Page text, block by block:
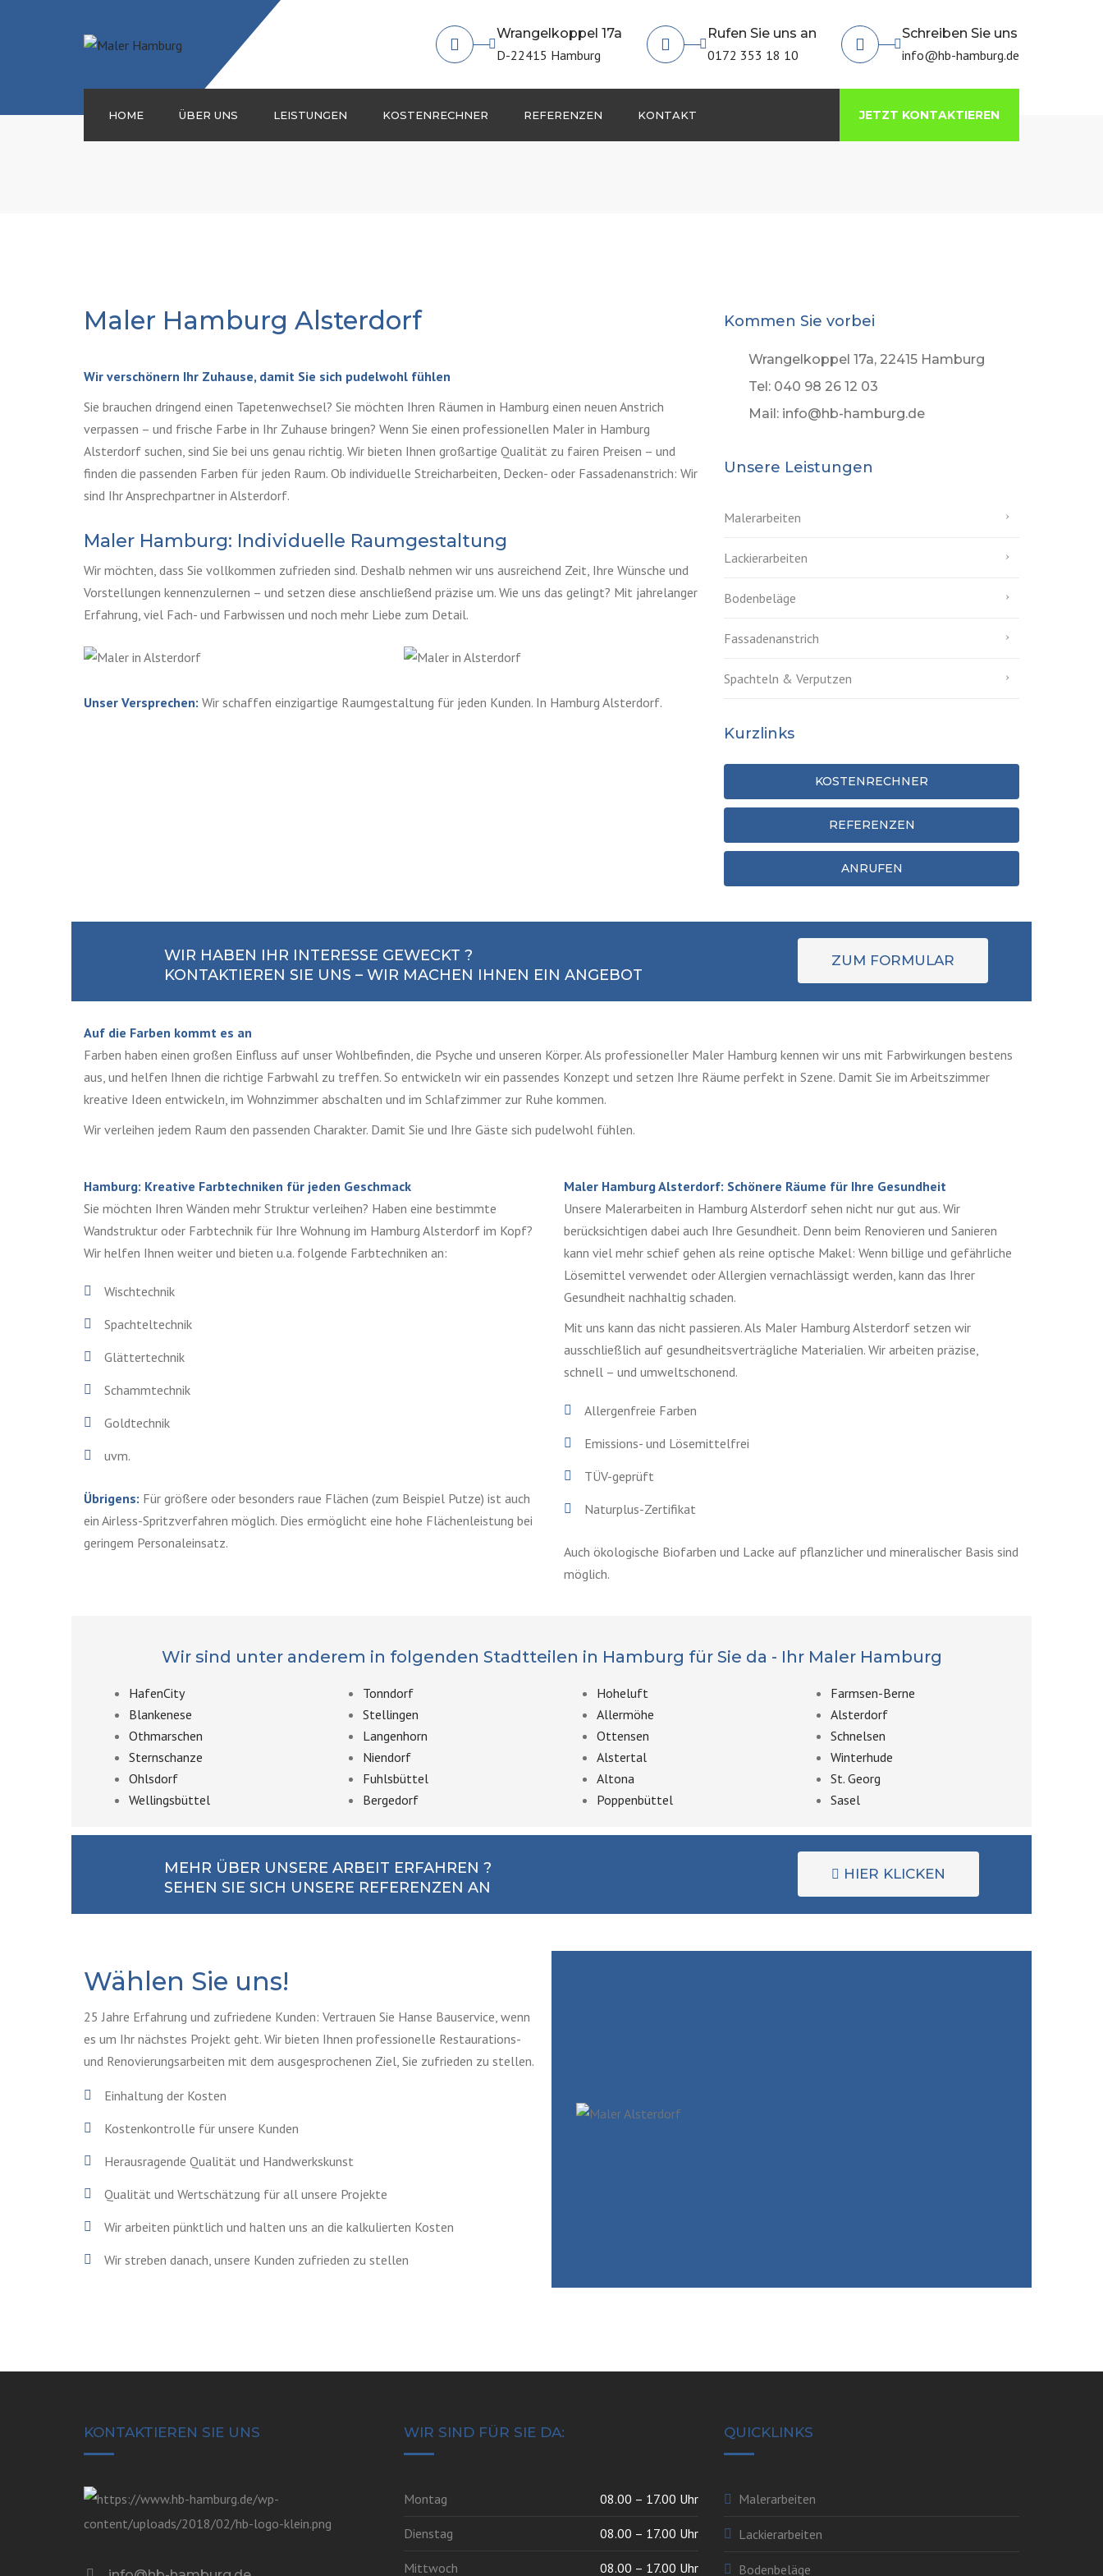
Wrangelkoppel 17a
D-22415 Hamburg
Rufen Sie uns an
0172 353 18 10
Schreiben Sie uns
info@hb-hamburg.de
HOME ÜBER UNS LEISTUNGEN KOSTENRECHNER REFERENZEN KONTAKT JETZT KONTAKTIEREN
Maler Hamburg Alsterdorf
Wir verschönern Ihr Zuhause, damit Sie sich pudelwohl fühlen
Sie brauchen dringend einen Tapetenwechsel? Sie möchten Ihren Räumen in Hamburg einen neuen Anstrich
verpassen – und frische Farbe in Ihr Zuhause bringen? Wenn Sie einen professionellen Maler in Hamburg
Alsterdorf suchen, sind Sie bei uns genau richtig. Wir bieten Ihnen großartige Qualität zu fairen Preisen – und
finden die passenden Farben für jeden Raum. Ob individuelle Streicharbeiten, Decken- oder Fassadenanstrich: Wir
sind Ihr Ansprechpartner in Alsterdorf.
Maler Hamburg: Individuelle Raumgestaltung
Wir möchten, dass Sie vollkommen zufrieden sind. Deshalb nehmen wir uns ausreichend Zeit, Ihre Wünsche und
Vorstellungen kennenzulernen – und setzen diese anschließend präzise um. Wie uns das gelingt? Mit jahrelanger
Erfahrung, viel Fach- und Farbwissen und noch mehr Liebe zum Detail.
Unser Versprechen: Wir schaffen einzigartige Raumgestaltung für jeden Kunden. In Hamburg Alsterdorf.
Kommen Sie vorbei
Wrangelkoppel 17a, 22415 Hamburg
Tel: 040 98 26 12 03
Mail: info@hb-hamburg.de
Unsere Leistungen
Malerarbeiten
Lackierarbeiten
Bodenbeläge
Fassadenanstrich
Spachteln & Verputzen
Kurzlinks
KOSTENRECHNER
REFERENZEN
ANRUFEN
WIR HABEN IHR INTERESSE GEWECKT ?
KONTAKTIEREN SIE UNS – WIR MACHEN IHNEN EIN ANGEBOT
ZUM FORMULAR
Auf die Farben kommt es an
Farben haben einen großen Einfluss auf unser Wohlbefinden, die Psyche und unseren Körper. Als professioneller Maler Hamburg kennen wir uns mit Farbwirkungen bestens
aus, und helfen Ihnen die richtige Farbwahl zu treffen. So entwickeln wir ein passendes Konzept und setzen Ihre Räume perfekt in Szene. Damit Sie im Arbeitszimmer
kreative Ideen entwickeln, im Wohnzimmer abschalten und im Schlafzimmer zur Ruhe kommen.
Wir verleihen jedem Raum den passenden Charakter. Damit Sie und Ihre Gäste sich pudelwohl fühlen.
Hamburg: Kreative Farbtechniken für jeden Geschmack
Sie möchten Ihren Wänden mehr Struktur verleihen? Haben eine bestimmte
Wandstruktur oder Farbtechnik für Ihre Wohnung im Hamburg Alsterdorf im Kopf?
Wir helfen Ihnen weiter und bieten u.a. folgende Farbtechniken an:
Wischtechnik
Spachteltechnik
Glättertechnik
Schammtechnik
Goldtechnik
uvm.
Übrigens: Für größere oder besonders raue Flächen (zum Beispiel Putze) ist auch
ein Airless-Spritzverfahren möglich. Dies ermöglicht eine hohe Flächenleistung bei
geringem Personaleinsatz.
Maler Hamburg Alsterdorf: Schönere Räume für Ihre Gesundheit
Unsere Malerarbeiten in Hamburg Alsterdorf sehen nicht nur gut aus. Wir
berücksichtigen dabei auch Ihre Gesundheit. Denn beim Renovieren und Sanieren
kann viel mehr schief gehen als reine optische Makel: Wenn billige und gefährliche
Lösemittel verwendet oder Allergien vernachlässigt werden, kann das Ihrer
Gesundheit nachhaltig schaden.
Mit uns kann das nicht passieren. Als Maler Hamburg Alsterdorf setzen wir
ausschließlich auf gesundheitsverträgliche Materialien. Wir arbeiten präzise,
schnell – und umweltschonend.
Allergenfreie Farben
Emissions- und Lösemittelfrei
TÜV-geprüft
Naturplus-Zertifikat
Auch ökologische Biofarben und Lacke auf pflanzlicher und mineralischer Basis sind
möglich.
Wir sind unter anderem in folgenden Stadtteilen in Hamburg für Sie da - Ihr Maler Hamburg
HafenCity
Blankenese
Othmarschen
Sternschanze
Ohlsdorf
Wellingsbüttel
Tonndorf
Stellingen
Langenhorn
Niendorf
Fuhlsbüttel
Bergedorf
Hoheluft
Allermöhe
Ottensen
Alstertal
Altona
Poppenbüttel
Farmsen-Berne
Alsterdorf
Schnelsen
Winterhude
St. Georg
Sasel
MEHR ÜBER UNSERE ARBEIT ERFAHREN ?
SEHEN SIE SICH UNSERE REFERENZEN AN
HIER KLICKEN
Wählen Sie uns!
25 Jahre Erfahrung und zufriedene Kunden: Vertrauen Sie Hanse Bauservice, wenn
es um Ihr nächstes Projekt geht. Wir bieten Ihnen professionelle Restaurations-
und Renovierungsarbeiten mit dem ausgesprochenen Ziel, Sie zufrieden zu stellen.
Einhaltung der Kosten
Kostenkontrolle für unsere Kunden
Herausragende Qualität und Handwerkskunst
Qualität und Wertschätzung für all unsere Projekte
Wir arbeiten pünktlich und halten uns an die kalkulierten Kosten
Wir streben danach, unsere Kunden zufrieden zu stellen
KONTAKTIEREN SIE UNS WIR SIND FÜR SIE DA:
Montag 08.00 – 17.00 Uhr
Dienstag 08.00 – 17.00 Uhr
Mittwoch 08.00 – 17.00 Uhr
QUICKLINKS
Malerarbeiten
Lackierarbeiten
Bodenbeläge